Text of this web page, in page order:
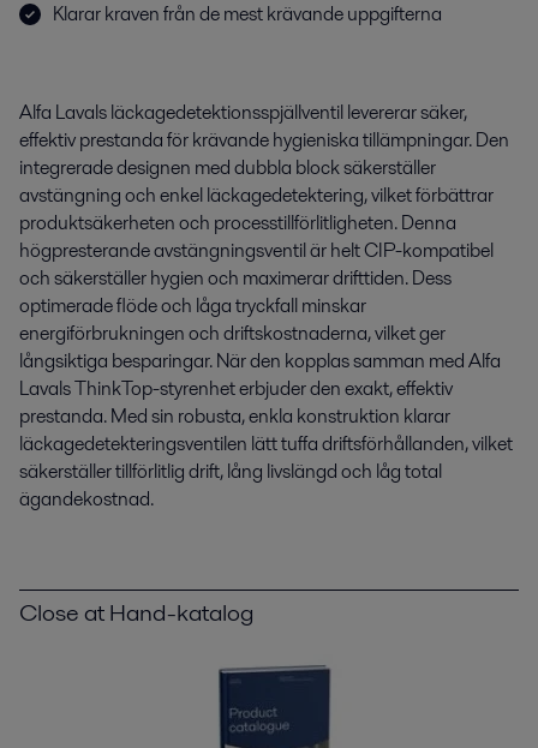
Klarar kraven från de mest krävande uppgifterna
Alfa Lavals läckagedetektionsspjällventil levererar säker,
effektiv prestanda för krävande hygieniska tillämpningar. Den
integrerade designen med dubbla block säkerställer
avstängning och enkel läckagedetektering, vilket förbättrar
produktsäkerheten och processtillförlitligheten. Denna
högpresterande avstängningsventil är helt CIP-kompatibel
och säkerställer hygien och maximerar drifttiden. Dess
optimerade flöde och låga tryckfall minskar
energiförbrukningen och driftskostnaderna, vilket ger
långsiktiga besparingar. När den kopplas samman med Alfa
Lavals ThinkTop-styrenhet erbjuder den exakt, effektiv
prestanda. Med sin robusta, enkla konstruktion klarar
läckagedetekteringsventilen lätt tuffa driftsförhållanden, vilket
säkerställer tillförlitlig drift, lång livslängd och låg total
ägandekostnad.
Close at Hand-katalog